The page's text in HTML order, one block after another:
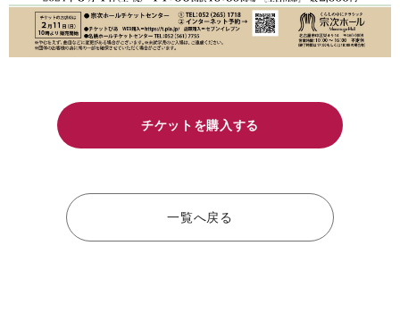
チケットを購入する
一覧へ戻る